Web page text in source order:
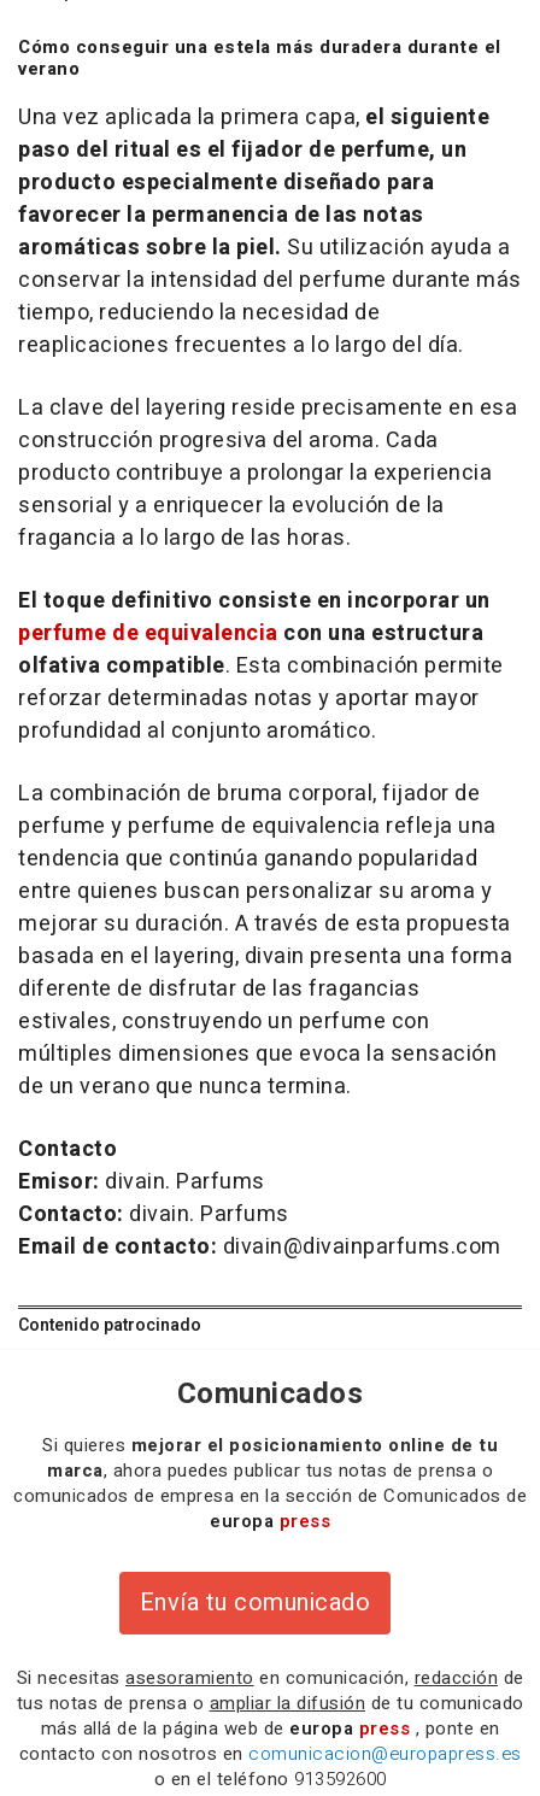
Cómo conseguir una estela más duradera durante el
verano
Una vez aplicada la primera capa, el siguiente
paso del ritual es el fijador de perfume, un
producto especialmente diseñado para
favorecer la permanencia de las notas
aromáticas sobre la piel. Su utilización ayuda a
conservar la intensidad del perfume durante más
tiempo, reduciendo la necesidad de
reaplicaciones frecuentes a lo largo del día.
La clave del layering reside precisamente en esa
construcción progresiva del aroma. Cada
producto contribuye a prolongar la experiencia
sensorial y a enriquecer la evolución de la
fragancia a lo largo de las horas.
El toque definitivo consiste en incorporar un
perfume de equivalencia con una estructura
olfativa compatible. Esta combinación permite
reforzar determinadas notas y aportar mayor
profundidad al conjunto aromático.
La combinación de bruma corporal, fijador de
perfume y perfume de equivalencia refleja una
tendencia que continúa ganando popularidad
entre quienes buscan personalizar su aroma y
mejorar su duración. A través de esta propuesta
basada en el layering, divain presenta una forma
diferente de disfrutar de las fragancias
estivales, construyendo un perfume con
múltiples dimensiones que evoca la sensación
de un verano que nunca termina.
Contacto
Emisor: divain. Parfums
Contacto: divain. Parfums
Email de contacto: divain@divainparfums.com
Contenido patrocinado
Comunicados
Si quieres mejorar el posicionamiento online de tu
marca, ahora puedes publicar tus notas de prensa o
comunicados de empresa en la sección de Comunicados de
europa press
Envía tu comunicado
Si necesitas asesoramiento en comunicación, redacción de
tus notas de prensa o ampliar la difusión de tu comunicado
más allá de la página web de europa press , ponte en
contacto con nosotros en comunicacion@europapress.es
o en el teléfono 913592600